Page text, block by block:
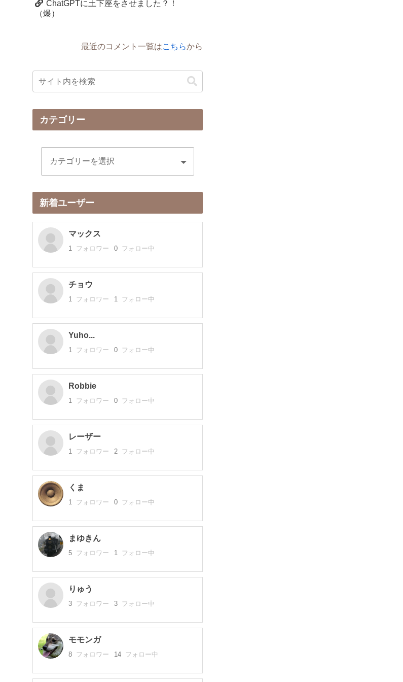
ChatGPTに土下座をさせました？！
（爆）
最近のコメント一覧はこちらから
カテゴリー
新着ユーザー
マックス
1 フォロワー 0 フォロー中
チョウ
1 フォロワー 1 フォロー中
Yuho...
1 フォロワー 0 フォロー中
Robbie
1 フォロワー 0 フォロー中
レーザー
1 フォロワー 2 フォロー中
くま
1 フォロワー 0 フォロー中
まゆきん
5 フォロワー 1 フォロー中
りゅう
3 フォロワー 3 フォロー中
モモンガ
8 フォロワー 14 フォロー中